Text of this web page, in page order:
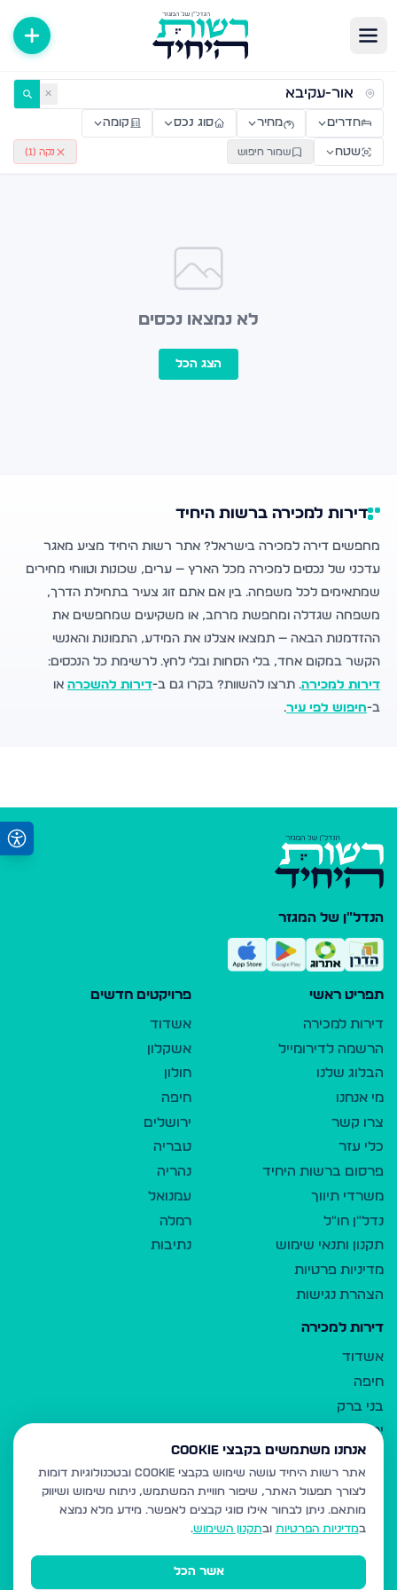
דירות למכירה ולהשכרה — רשות היחיד ✕
חדרים מחיר סוג נכס קומה
שטח שמור חיפוש נקה ( 1
)
לא נמצאו נכסים
הצג הכל
דירות למכירה ברשות היחיד
מחפשים דירה למכירה בישראל? אתר רשות היחיד מציע מאגר
עדכני של נכסים למכירה מכל הארץ — ערים, שכונות וטווחי מחירים
שמתאימים לכל משפחה. בין אם אתם זוג צעיר בתחילת הדרך,
משפחה שגדלה ומחפשת מרחב, או משקיעים שמחפשים את
ההזדמנות הבאה — תמצאו אצלנו את המידע, התמונות והאנשי
הקשר במקום אחד, בלי הסחות ובלי לחץ. לרשימת כל הנכסים:
דירות למכירה. תרצו להשוות? בקרו גם ב-דירות להשכרה או
ב-חיפוש לפי עיר.
הנדל"ן של המגזר
תפריט ראשי
דירות למכירה
הרשמה לדירומייל
הבלוג שלנו
מי אנחנו
צרו קשר
כלי עזר
פרסום ברשות היחיד
משרדי תיווך
נדל"ן חו"ל
תקנון ותנאי שימוש
מדיניות פרטיות
הצהרת נגישות
פרויקטים חדשים
אשדוד
אשקלון
חולון
חיפה
ירושלים
טבריה
נהריה
עמנואל
רמלה
נתיבות
דירות למכירה
אשדוד
חיפה
בני ברק
ירושלים
אלעד
גבעת זאב
בית שמש
רכסים
מודיעין עילית
אנחנו משתמשים בקבצי Cookie
אתר רשות היחיד עושה שימוש בקבצי Cookie ובטכנולוגיות דומות
לצורך תפעול האתר, שיפור חוויית המשתמש, ניתוח שימוש ושיווק
מותאם. ניתן לבחור אילו סוגי קבצים לאפשר. מידע מלא נמצא
במדיניות הפרטיות ובתקנון השימוש.
אשר הכל